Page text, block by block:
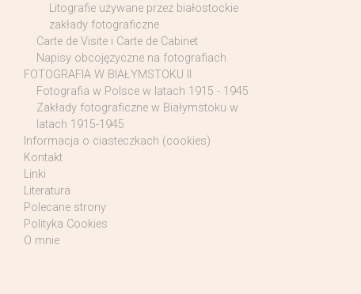
Litografie używane przez białostockie
zakłady fotograficzne
Carte de Visite i Carte de Cabinet
Napisy obcojęzyczne na fotografiach
FOTOGRAFIA W BIAŁYMSTOKU II
Fotografia w Polsce w latach 1915 - 1945
Zakłady fotograficzne w Białymstoku w
latach 1915-1945
Informacja o ciasteczkach (cookies)
Kontakt
Linki
Literatura
Polecane strony
Polityka Cookies
O mnie